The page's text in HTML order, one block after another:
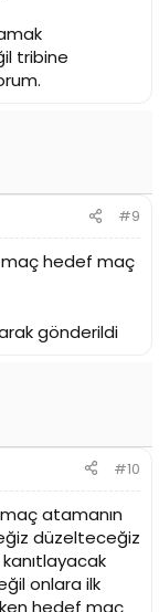
tribine
#9
maç hedef maç
gönderildi
#10
atamanın
düzelteceğiz
onlara ilk
hedef maç